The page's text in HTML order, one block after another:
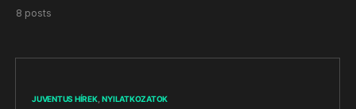
8 posts
JUVENTUS HÍREK NYILATKOZATOK